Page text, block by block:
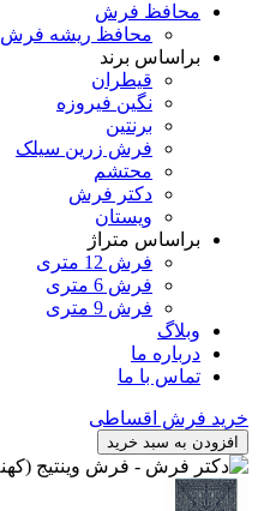
محافظ فرش
محافظ ریشه فرش
براساس برند
قیطران
نگین فیروزه
برنتین
فرش زرین سیلک
محتشم
دکتر فرش
ویستان
براساس متراژ
فرش 12 متری
فرش 6 متری
فرش 9 متری
وبلاگ
درباره ما
تماس با ما
خرید فرش اقساطی
افزودن به سبد خرید